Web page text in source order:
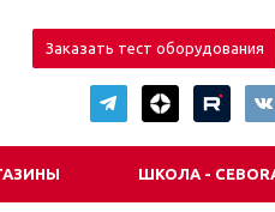
Заказать тест оборудования
ШКОЛА -